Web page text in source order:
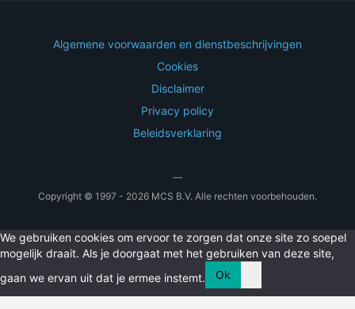
Algemene voorwaarden en dienstbeschrijvingen
Cookies
Disclaimer
Privacy policy
Beleidsverklaring
—
Copyright © 1997 - 2026 MCS B.V. Alle rechten voorbehouden.
We gebruiken cookies om ervoor te zorgen dat onze site zo soepel
mogelijk draait. Als je doorgaat met het gebruiken van deze site,
gaan we ervan uit dat je ermee instemt.
Ok